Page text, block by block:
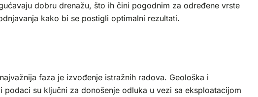
dobru drenažu, što ih čini pogodnim za određene vrste
kako bi se postigli optimalni rezultati.
faza je izvođenje istražnih radova. Geološka i
su ključni za donošenje odluka u vezi sa eksploatacijom